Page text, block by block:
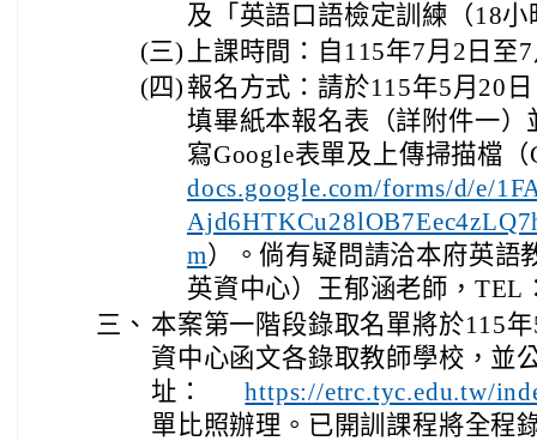
及「英語口語檢定訓練（18小
(三) 上課時間：自115年7月2日至
(四) 報名方式：請於115年5月20
填畢紙本報名表（詳附件一
寫Google表單及上傳掃描檔
docs.google.com/forms/d/e/
m）。倘有疑問請洽本府英語
英資中心）王郁涵老師，TEL
三、 本案第一階段錄取名單將於115
資中心函文各錄取教師學校，並
址：https://etrc.tyc.edu.tw/
單比照辦理。已開訓課程將全程